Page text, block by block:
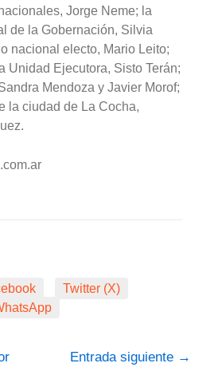
Jorge Neme; la
de la Gobernación, Silvia
nacional electo, Mario Leito;
Unidad Ejecutora, Sisto Terán;
Mendoza y Javier Morof;
la ciudad de La Cocha,
Twitter (X)
Entrada siguiente →